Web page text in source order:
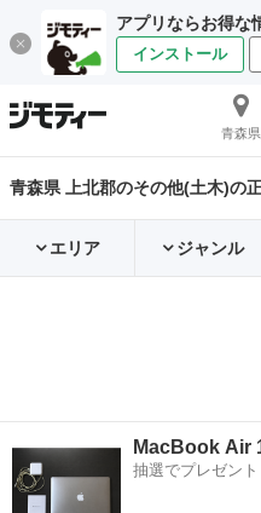
アプリならお得な
インストール
青森県
青森県 上北郡のその他(土木)の
エリア ジャンル
MacBook Air
抽選でプレゼン